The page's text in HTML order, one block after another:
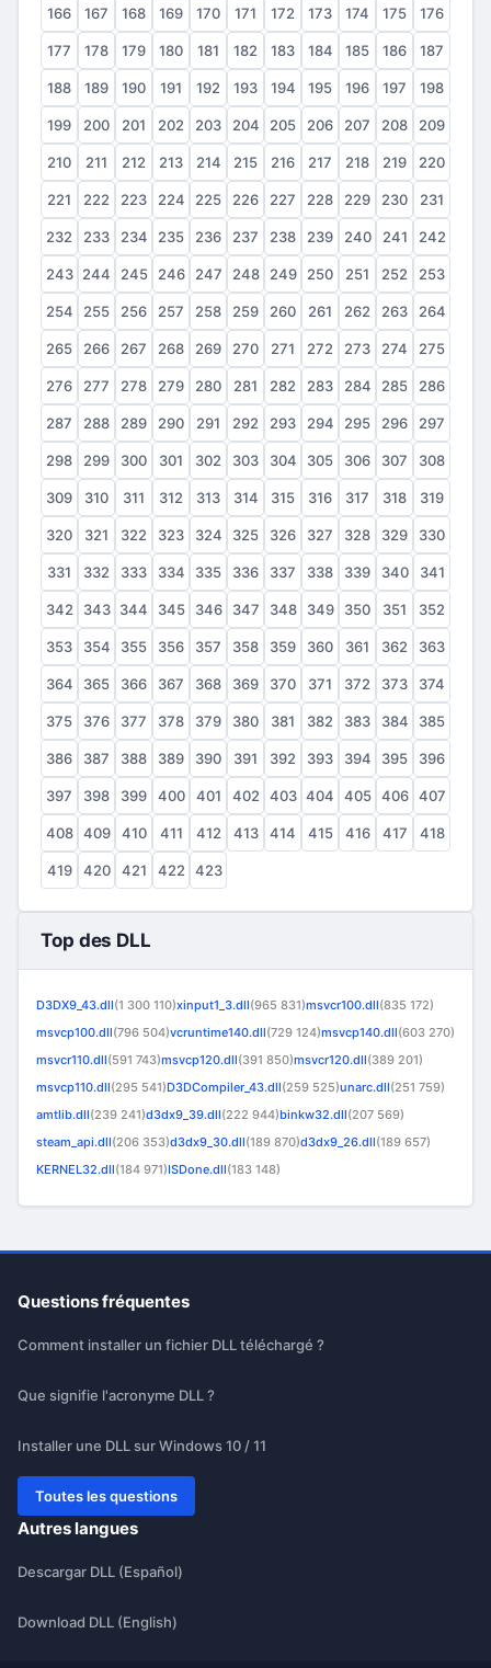
166 167 168 169 170 171 172 173 174 175 176
177 178 179 180 181 182 183 184 185 186 187
188 189 190 191 192 193 194 195 196 197 198
199 200 201 202 203 204 205 206 207 208 209
210 211 212 213 214 215 216 217 218 219 220
221 222 223 224 225 226 227 228 229 230 231
232 233 234 235 236 237 238 239 240 241 242
243 244 245 246 247 248 249 250 251 252 253
254 255 256 257 258 259 260 261 262 263 264
265 266 267 268 269 270 271 272 273 274 275
276 277 278 279 280 281 282 283 284 285 286
287 288 289 290 291 292 293 294 295 296 297
298 299 300 301 302 303 304 305 306 307 308
309 310 311 312 313 314 315 316 317 318 319
320 321 322 323 324 325 326 327 328 329 330
331 332 333 334 335 336 337 338 339 340 341
342 343 344 345 346 347 348 349 350 351 352
353 354 355 356 357 358 359 360 361 362 363
364 365 366 367 368 369 370 371 372 373 374
375 376 377 378 379 380 381 382 383 384 385
386 387 388 389 390 391 392 393 394 395 396
397 398 399 400 401 402 403 404 405 406 407
408 409 410 411 412 413 414 415 416 417 418
419 420 421 422 423
Top des DLL
D3DX9_43.dll(1 300 110)xinput1_3.dll(965 831)msvcr100.dll(835 172)
msvcp100.dll(796 504)vcruntime140.dll(729 124)msvcp140.dll(603 270)
msvcr110.dll(591 743)msvcp120.dll(391 850)msvcr120.dll(389 201)
msvcp110.dll(295 541)D3DCompiler_43.dll(259 525)unarc.dll(251 759)
amtlib.dll(239 241)d3dx9_39.dll(222 944)binkw32.dll(207 569)
steam_api.dll(206 353)d3dx9_30.dll(189 870)d3dx9_26.dll(189 657)
KERNEL32.dll(184 971)ISDone.dll(183 148)
Questions fréquentes
Comment installer un fichier DLL téléchargé ?
Que signifie l'acronyme DLL ?
Installer une DLL sur Windows 10 / 11
Toutes les questions
Autres langues
Descargar DLL (Español)
Download DLL (English)